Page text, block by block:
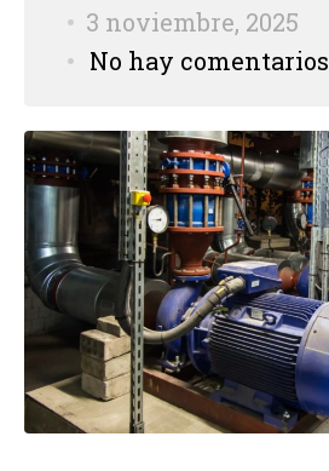
3 noviembre, 2025
No hay comentarios